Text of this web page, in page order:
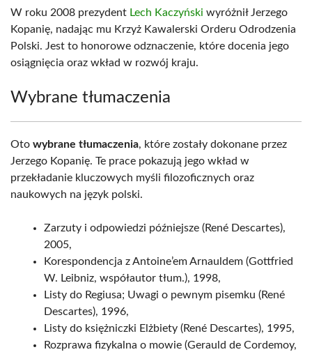
W roku 2008 prezydent Lech Kaczyński wyróżnił Jerzego
Kopanię, nadając mu Krzyż Kawalerski Orderu Odrodzenia
Polski. Jest to honorowe odznaczenie, które docenia jego
osiągnięcia oraz wkład w rozwój kraju.
Wybrane tłumaczenia
Oto wybrane tłumaczenia, które zostały dokonane przez
Jerzego Kopanię. Te prace pokazują jego wkład w
przekładanie kluczowych myśli filozoficznych oraz
naukowych na język polski.
Zarzuty i odpowiedzi późniejsze (René Descartes),
2005,
Korespondencja z Antoine’em Arnauldem (Gottfried
W. Leibniz, współautor tłum.), 1998,
Listy do Regiusa; Uwagi o pewnym pisemku (René
Descartes), 1996,
Listy do księżniczki Elżbiety (René Descartes), 1995,
Rozprawa fizykalna o mowie (Gerauld de Cordemoy,